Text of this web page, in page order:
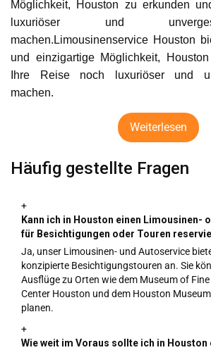
Möglichkeit, Houston zu erkunden
luxuriöser und
machen.Limousinenservice Houston
und einzigartige Möglichkeit,
Ihre Reise noch luxuriöser und
machen.
Weiterlesen
Häufig gestellte Fragen
+
Kann ich in Houston einen Limousinen-
für Besichtigungen oder Touren
Ja, unser Limousinen- und Autoservice
konzipierte Besichtigungstouren an. Sie
Ausflüge zu Orten wie dem Museum of
Center Houston und dem Houston
planen.
+
Wie weit im Voraus sollte ich in Houston